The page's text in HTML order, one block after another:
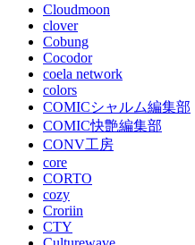
Cloudmoon
clover
Cobung
Cocodor
coela network
colors
COMICシャルム編集部
COMIC快艶編集部
CONV工房
core
CORTO
cozy
Croriin
CTY